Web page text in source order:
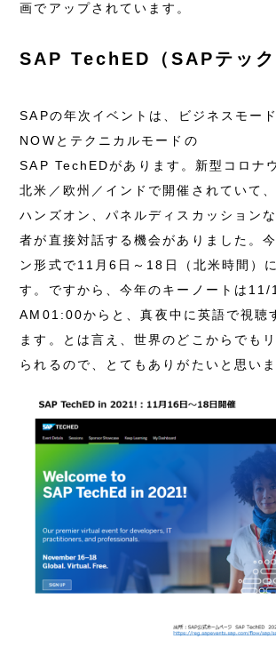
画でアップされています。
SAP TechED（SAPテック
SAPの年次イベントは、ビジネスモー
NOWとテクニカルモードの
SAP TechEDがあります。新型コロナ
北米／欧州／インドで開催されていて
ハンズオン、パネルディスカッション
者が直接対話する機会がありました。
ン形式で11月6日～18日（北米時間）
す。ですから、今年のキーノートは11/
AM01:00からと、真夜中に英語で視聴
ます。とは言え、世界のどこからでも
られるので、とてもありがたいと思いま